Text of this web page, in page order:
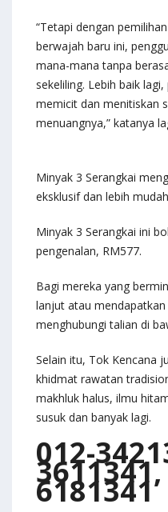
“Tetapi dengan
berwajah baru ini,
mana-mana tanpa
sekeliling. Lebih baik
memicit dan menitiskan
menuangnya,” katanya
Minyak 3 Serangkai
eksklusif dan lebih
Minyak 3 Serangkai ini
pengenalan, RM577.
Bagi mereka yang
lanjut atau
menghubungi talian di
Selain itu, Tok Kencana
khidmat rawatan
makhluk halus, ilmu
susuk dan banyak lagi.
012-
6181341